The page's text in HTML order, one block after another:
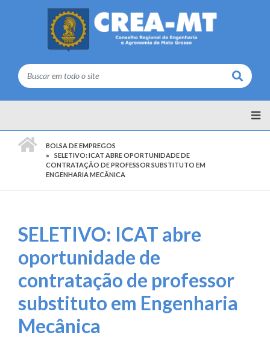
Buscar
BOLSA DE EMPREGOS
SELETIVO: ICAT ABRE OPORTUNIDADE DE
CONTRATAÇÃO DE PROFESSOR SUBSTITUTO EM
ENGENHARIA MECÂNICA
SELETIVO: ICAT abre
oportunidade de
contratação de professor
substituto em Engenharia
Mecânica